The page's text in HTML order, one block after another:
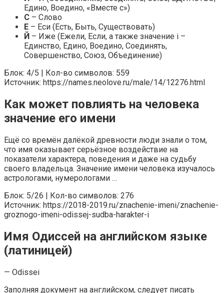
Едино, Воедино, «Вместе с»)
С – Слово
Е – Еси (Есть, Быть, Существовать)
Й – Иже (Ежели, Если, а также значение i –
Единство, Едино, Воедино, Соединять,
Совершенство, Союз, Объединение)
Блок: 4/5 | Кол-во символов: 559
Источник: https://names.neolove.ru/male/14/12276.html
Как может повлиять на человека
значение его имени
Ещё со времён далёкой древности люди знали о том,
что имя оказывает серьёзное воздействие на
показатели характера, поведения и даже на судьбу
своего владельца. Значение имени человека изучалось
астрологами, нумерологами …
Блок: 5/26 | Кол-во символов: 276
Источник: https://2018-2019.ru/znachenie-imeni/znachenie-
groznogo-imeni-odissej-sudba-harakter-i
Имя Одиссей на английском языке
(латиницей)
— Odissei
Заполняя документ на английском, следует писать